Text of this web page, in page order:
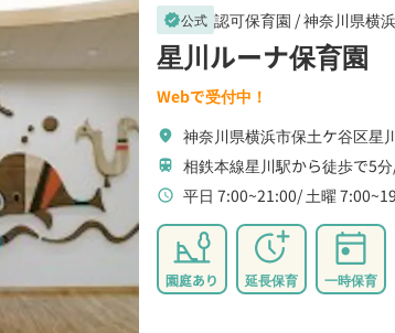
verified公式 認可保育園 /神奈川県横
星川ルーナ保育園
Webで受付中！
location_on 神奈川県横浜市保土ケ谷区星
train 相鉄本線星川駅から徒歩で5分
schedule 平日 7:00~21:00 土曜
園庭あり 延長保育 一時保育